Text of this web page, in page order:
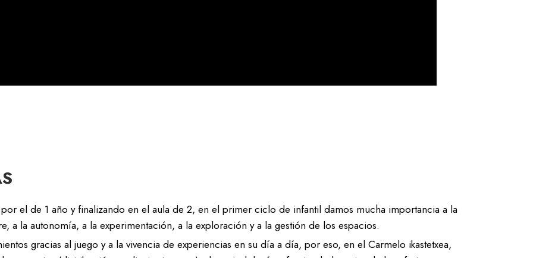
el de 1 año y finalizando en el aula de 2, en el primer ciclo de infantil damos mucha importancia a la
a la autonomía, a la experimentación, a la exploración y a la gestión de los espacios.
gracias al juego y a la vivencia de experiencias en su día a día, por eso, en el Carmelo ikastetxea,